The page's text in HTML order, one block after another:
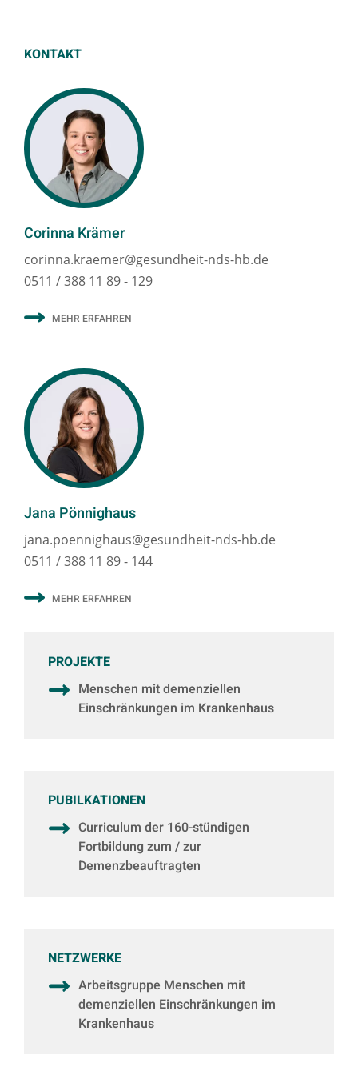
mit Demenz zu verbessern.
KONTAKT
Corinna Krämer
corinna.kraemer@gesundheit-nds-hb.de
0511 / 388 11 89 - 129
MEHR ERFAHREN
Jana Pönnighaus
jana.poennighaus@gesundheit-nds-hb.de
0511 / 388 11 89 - 144
MEHR ERFAHREN
PROJEKTE
Menschen mit demenziellen
Einschränkungen im Krankenhaus
PUBILKATIONEN
Curriculum der 160-stündigen
Fortbildung zum / zur
Demenzbeauftragten
NETZWERKE
Arbeitsgruppe Menschen mit
demenziellen Einschränkungen im
Krankenhaus